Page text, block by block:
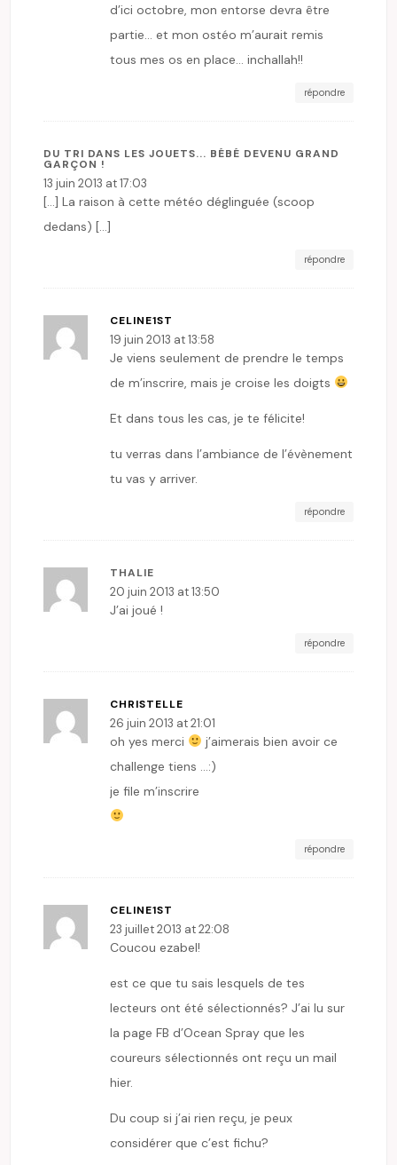
d’ici octobre, mon entorse devra être
partie… et mon ostéo m’aurait remis
tous mes os en place… inchallah!!
répondre
DU TRI DANS LES JOUETS... BÉBÉ DEVENU GRAND
GARÇON !
13 juin 2013 at 17:03
[…] La raison à cette météo déglinguée (scoop
dedans) […]
répondre
CELINE1ST
19 juin 2013 at 13:58
Je viens seulement de prendre le temps
de m’inscrire, mais je croise les doigts
Et dans tous les cas, je te félicite!
tu verras dans l’ambiance de l’évènement
tu vas y arriver.
répondre
THALIE
20 juin 2013 at 13:50
J’ai joué !
répondre
CHRISTELLE
26 juin 2013 at 21:01
oh yes merci
j’aimerais bien avoir ce
challenge tiens …:)
je file m’inscrire
répondre
CELINE1ST
23 juillet 2013 at 22:08
Coucou ezabel!
est ce que tu sais lesquels de tes
lecteurs ont été sélectionnés? J’ai lu sur
la page FB d’Ocean Spray que les
coureurs sélectionnés ont reçu un mail
hier.
Du coup si j’ai rien reçu, je peux
considérer que c’est fichu?